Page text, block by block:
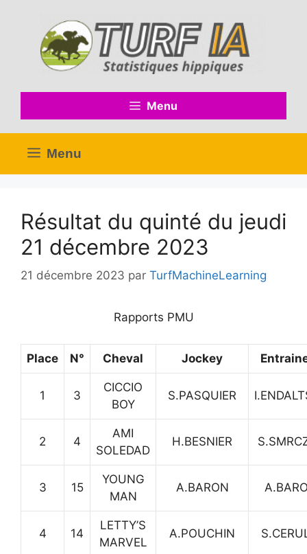
contenu
Menu
Menu
Résultat du quinté du jeudi
21 décembre 2023
21 décembre 2023 par TurfMachineLearning
Rapports PMU
Place N° Cheval Jockey
1 3
CICCIO
BOY
S.PASQUIER
2 4
AMI
SOLEDAD
H.BESNIER
3 15
YOUNG
MAN
A.BARON
4 14
LETTY’S
MARVEL
A.POUCHIN